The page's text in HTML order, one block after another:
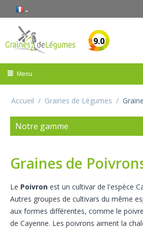
9.0
Menu
Accueil / Graines de Légumes /
Notre gamme
Graines de
Le Poivron est un cultivar de l'espèce
Autres groupes de cultivars du même
aux formes différentes, comme le
de Cayenne. Les poivrons aiment la